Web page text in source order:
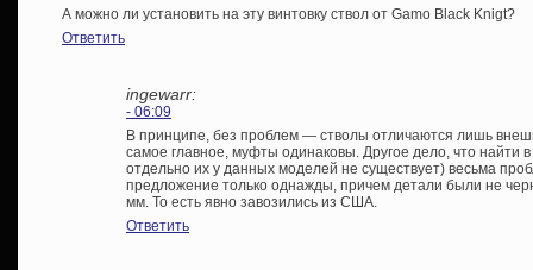
А можно ли установить на эту винтовку ствол от Gamo Black Knigt?
Ответить
ingewarr:
- 06:09
В принципе, без проблем — стволы отличаются лишь
самое главное, муфты одинаковы. Другое дело, что найти
отдельно их у данных моделей не существует) весьма
предложение только однажды, причем детали были не
мм. То есть явно завозились из США.
Ответить